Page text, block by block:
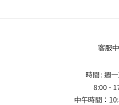
客服
時間 : 週
8:00 -
中午時間：